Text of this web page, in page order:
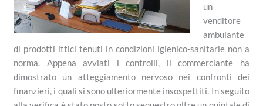
un
venditore
ambulante
di prodotti ittici tenuti in condizioni igienico-sanitarie non a
norma. Appena avviati i controlli, il commerciante ha
dimostrato un atteggiamento nervoso nei confronti dei
finanzieri, i quali si sono ulteriormente insospettiti. In seguito